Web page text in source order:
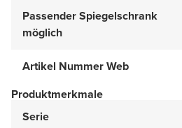
Passender Spiegelschrank
möglich
Artikel Nummer Web
Produktmerkmale
Serie